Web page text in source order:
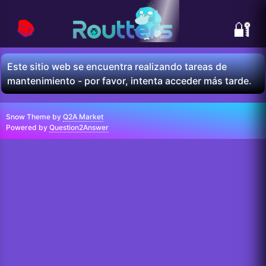
🔐
📚
Este sitio web se encuentra realizando tareas de
mantenimiento - por favor, intenta acceder más tarde.
Snow Theme by Q2A Market
Powered by Question2Answer